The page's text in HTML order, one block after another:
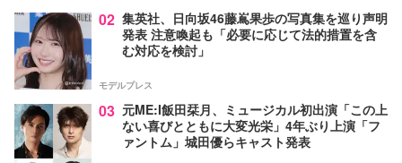
02 集英社、日向坂46藤嶌果歩の写真集を巡り声明
発表 注意喚起も「必要に応じて法的措置を含
む対応を検討」
モデルプレス
03 元ME:I飯田栞月、ミュージカル初出演「この上
ない喜びとともに大変光栄」4年ぶり上演「フ
ァントム」城田優らキャスト発表